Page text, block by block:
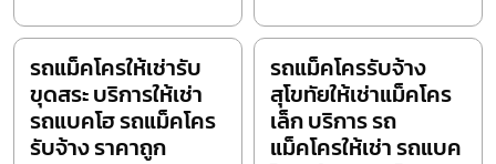
รถแม็คโครให้เช่ารับ
ขุดสระ บริการให้เช่า
รถแบคโฮ รถแม็คโคร
รับจ้าง ราคาถูก
รถแม็คโครรับจ้าง
สุโขทัยให้เช่าแม็คโคร
เล็ก บริการ รถ
แม็คโครให้เช่า รถแบค